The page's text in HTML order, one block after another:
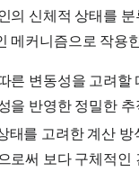
의 신체적 상태를
메커니즘으로 작용
른 변동성을 고려할
을 반영한 정밀한
태를 고려한 계산 방
로써 보다 구체적인